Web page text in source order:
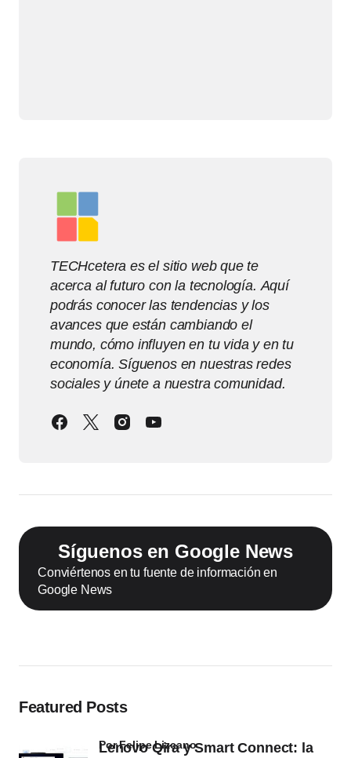
TECHcetera es el sitio web que te
acerca al futuro con la tecnología. Aquí
podrás conocer las tendencias y los
avances que están cambiando el
mundo, cómo influyen en tu vida y en tu
economía. Síguenos en nuestras redes
sociales y únete a nuestra comunidad.
Síguenos en Google News
Conviértenos en tu fuente de información en
Google News
Featured Posts
Lenovo Qira y Smart Connect: la
por Felipe Lizcano